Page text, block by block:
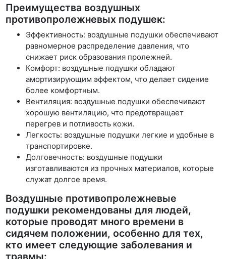
Преимущества воздушных
противопролежневых подушек:
Эффективность: воздушные подушки обеспечивают
равномерное распределение давления, что
снижает риск образования пролежней.
Комфорт: воздушные подушки обладают
амортизирующим эффектом, что делает сидение
более комфортным.
Вентиляция: воздушные подушки обеспечивают
хорошую вентиляцию, что предотвращает
перегрев и потливость кожи.
Легкость: воздушные подушки легкие и удобные в
транспортировке.
Долговечность: воздушные подушки
изготавливаются из прочных материалов, которые
служат долгое время.
Воздушные противопролежневые
подушки рекомендованы для людей,
которые проводят много времени в
сидячем положении, особенно для тех,
кто имеет следующие заболевания и
травмы: